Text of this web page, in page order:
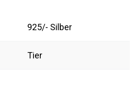
925/- Silber
Tier